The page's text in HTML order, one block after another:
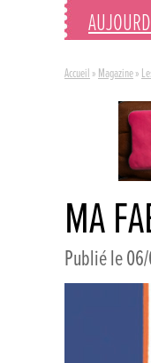
Accueil » Magazine»
MA
Publié le